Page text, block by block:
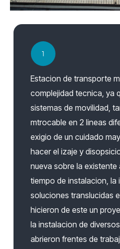
Estacion de transporte
complejidad tecnica, ya
sistemas de movilidad,
mtrocable en 2 lineas
exigio de un cuidado
hacer el izaje y
nueva sobre la
tiempo de instalacion, la
soluciones translucidas
hicieron de este un
la instalacion de
abrieron frentes de